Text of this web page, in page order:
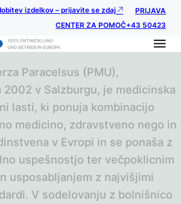
izdelkov – prijavite se zdaj
PRIJAVA
CENTER ZA POMOČ+43 50423
Paracelsus (PMU),
v Salzburgu, je medicinska
lasti, ki ponuja kombinacijo
medicino, zdravstveno nego in
v Evropi in se ponaša z
uspešnostjo ter večpoklicnim
usposabljanjem z najvišjimi
V sodelovanju z bolnišnico